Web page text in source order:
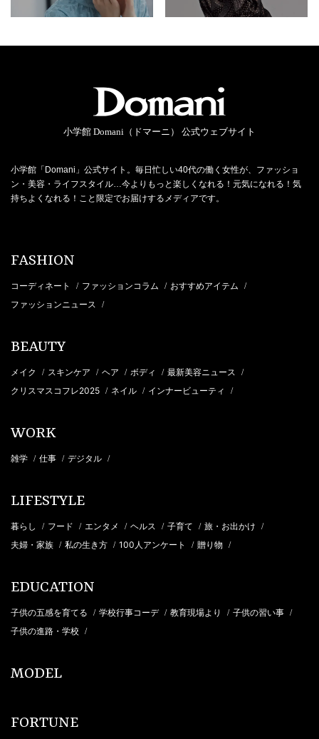
小学館 Domani（ドマーニ） 公式ウェブサイト
小学館「Domani」公式サイト。毎日忙しい40代の働く女性が、ファッショ
ン・美容・ライフスタイル…今よりもっと楽しくなれる！元気になれる！気
持ちよくなれる！こと限定でお届けするメディアです。
FASHION
コーディネート / ファッションコラム / おすすめアイテム /
ファッションニュース /
BEAUTY
メイク / スキンケア / ヘア / ボディ / 最新美容ニュース /
クリスマスコフレ2025 / ネイル / インナービューティ /
WORK
雑学 / 仕事 / デジタル /
LIFESTYLE
暮らし / フード / エンタメ / ヘルス / 子育て / 旅・お出かけ /
夫婦・家族 / 私の生き方 / 100人アンケート / 贈り物 /
EDUCATION
子供の五感を育てる / 学校行事コーデ / 教育現場より / 子供の習い事 /
子供の進路・学校 /
MODEL
FORTUNE